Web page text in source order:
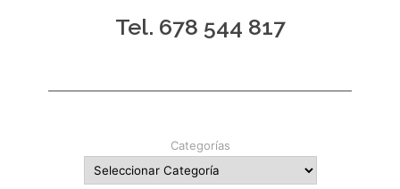
Tel. 678 544 817
Categorías